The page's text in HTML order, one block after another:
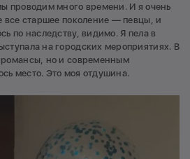
проводим много времени. И я очень
все старшее поколение — певцы, и
по наследству, видимо. Я пела в
на городских мероприятиях. В
но и современным
место. Это моя отдушина.